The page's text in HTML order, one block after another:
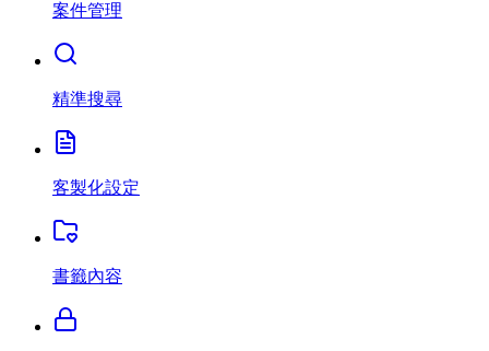
案件管理
精準搜尋
客製化設定
書籤內容